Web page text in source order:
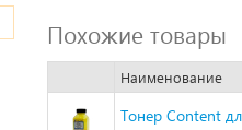
Похожие товары
Наименование
Тонер Content